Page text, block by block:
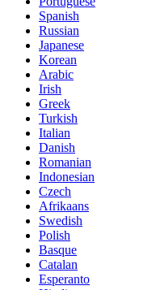
Spanish
Russian
Japanese
Korean
Arabic
Irish
Greek
Turkish
Italian
Danish
Romanian
Indonesian
Czech
Afrikaans
Swedish
Polish
Basque
Catalan
Esperanto